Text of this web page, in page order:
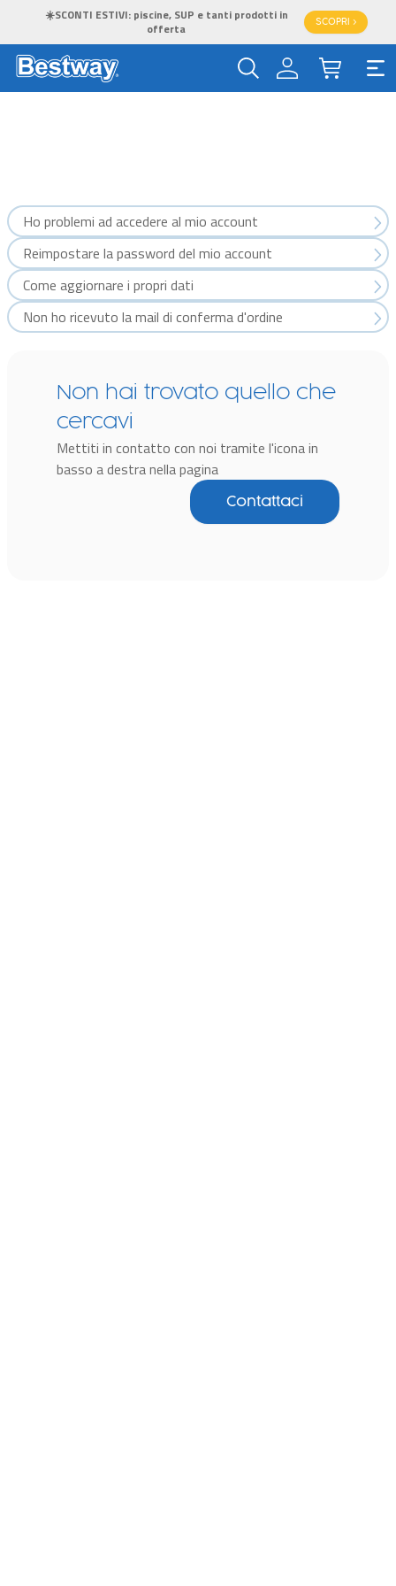
☀️SCONTI ESTIVI: piscine, SUP e tanti prodotti in
offerta
SCOPRI >
Ho problemi ad accedere al mio account
Reimpostare la password del mio account
Come aggiornare i propri dati
Non ho ricevuto la mail di conferma d'ordine
Non hai trovato quello che
cercavi
Mettiti in contatto con noi tramite l'icona in
basso a destra nella pagina
Contattaci